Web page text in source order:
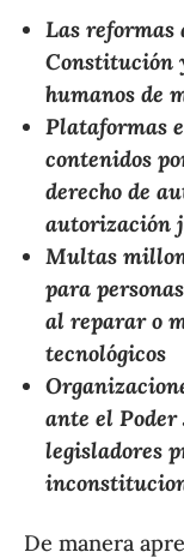
Las reformas
Constitución
humanos de
Plataformas
contenidos
derecho de
autorización
Multas
para
al reparar o
tecnológicos
ante el
legisladores
De manera